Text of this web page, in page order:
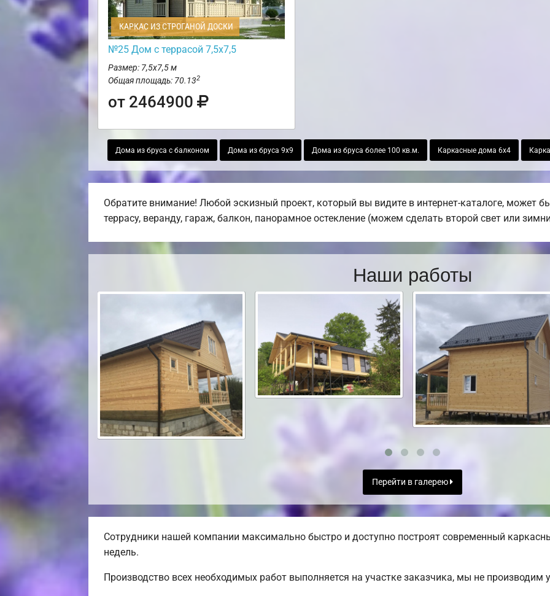
КАРКАС ИЗ СТРОГАНОЙ ДОСКИ
№25 Дом с террасой 7,5х7,5
Размер: 7,5х7,5 м
Общая площадь: 70.132
от 2464900
Дома из бруса с балконом Дома из бруса 9х9 Дома из бруса более 100 кв.м. Каркасные дома 6х4
Обратите внимание! Любой эскизный проект, который вы видите в интернет-каталоге, может
террасу, веранду, гараж, балкон, панорамное остекление (можем сделать второй свет или
Наши работы
Перейти в галерею
Сотрудники нашей компании максимально быстро и доступно построят современный
недель.
Производство всех необходимых работ выполняется на участке заказчика, мы не